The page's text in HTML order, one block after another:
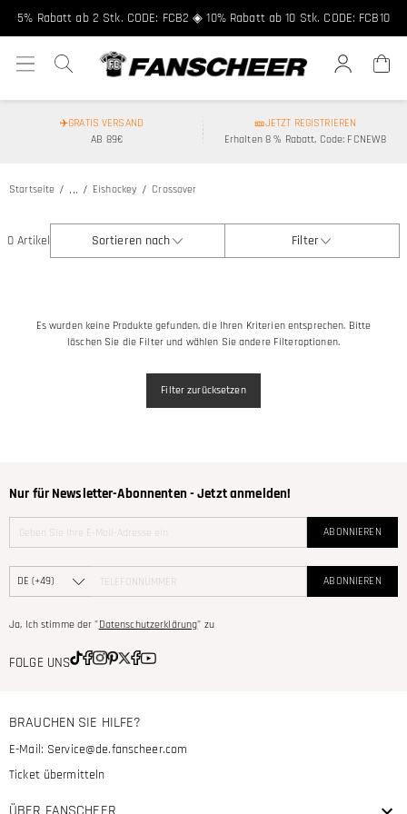
5% Rabatt ab 2 Stk. CODE: FCB2 ◈ 10% Rabatt ab 10 Stk. CODE: FCB10
✈️GRATIS VERSAND
AB 89€
🎫JETZT REGISTRIEREN
Erhalten 8 % Rabatt, Code: FCNEW8
Startseite ... Eishockey Crossover
0 Artikel Sortieren nach Filter
Es wurden keine Produkte gefunden, die Ihren Kriterien entsprechen. Bitte
löschen Sie die Filter und wählen Sie andere Filteroptionen.
Filter zurücksetzen
Nur für Newsletter-Abonnenten - Jetzt anmelden!
ABONNIEREN
ABONNIEREN
Ja, Ich stimme der "Datenschutzerklärung" zu
FOLGE UNS
BRAUCHEN SIE HILFE?
E-Mail: Service@de.fanscheer.com
Ticket übermitteln